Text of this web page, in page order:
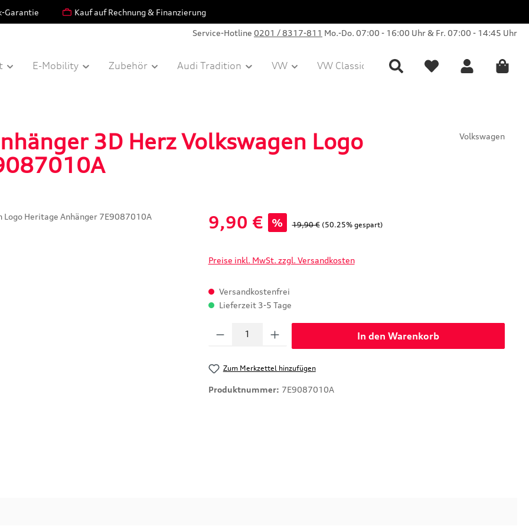
Garantie Kauf auf Rechnung & Finanzierung
Service-Hotline 0201 / 8317-811 Mo.-Do. 07:00 - 16:00 Uhr & Fr. 07:00 - 14:45 Uhr
E-Mobility Zubehör Audi Tradition VW VW Classic Parts Sale Collection
3D Herz Volkswagen Logo
Volkswagen
Verkaufspreis:
9,90 € % Regulärer Preis:
19,90 € (50.25% gespart)
Preise inkl. MwSt. zzgl. Versandkosten
Versandkostenfrei
Lieferzeit 3-5 Tage
Produkt Anzahl: Gib den gewünschten Wert ein oder benutze die Schaltflächen um
In den Warenkorb
Zum Merkzettel hinzufügen
Produktnummer: 7E9087010A